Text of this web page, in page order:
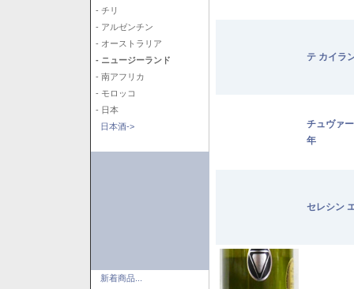
- チリ
- アルゼンチン
- オーストラリア
- ニュージーランド
- 南アフリカ
- モロッコ
- 日本
日本酒->
新着商品...
テ カイ
チュヴァ
年
セレシン